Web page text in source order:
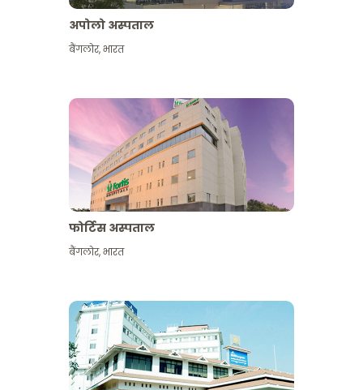
अपोलो अस्पताल
बैंगलोर,भारत
फोर्टिस अस्पताल
बैंगलोर,भारत